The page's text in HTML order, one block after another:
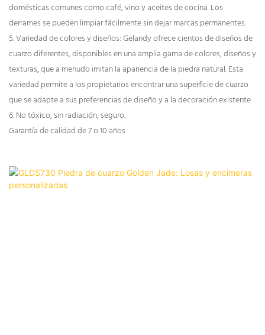
domésticas comunes como café, vino y aceites de cocina. Los
derrames se pueden limpiar fácilmente sin dejar marcas permanentes.
5. Variedad de colores y diseños: Gelandy ofrece cientos de diseños de
cuarzo diferentes, disponibles en una amplia gama de colores, diseños y
texturas, que a menudo imitan la apariencia de la piedra natural. Esta
variedad permite a los propietarios encontrar una superficie de cuarzo
que se adapte a sus preferencias de diseño y a la decoración existente.
6. No tóxico, sin radiación, seguro.
Garantía de calidad de 7 o 10 años